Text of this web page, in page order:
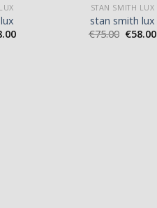
STAN SMITH LUX
stan smith lux
€75.00 €58.00